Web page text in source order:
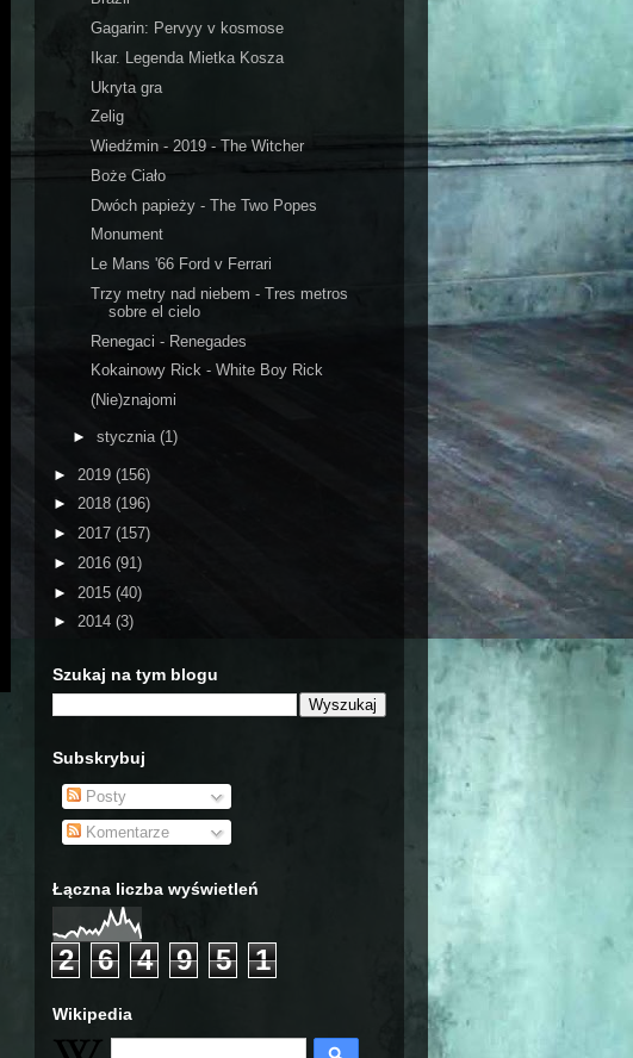
Gagarin: Pervyy v kosmose
Ikar. Legenda Mietka Kosza
Ukryta gra
Zelig
Wiedźmin - 2019 - The Witcher
Boże Ciało
Dwóch papieży - The Two Popes
Monument
Le Mans '66 Ford v Ferrari
Trzy metry nad niebem - Tres metros
sobre el cielo
Renegaci - Renegades
Kokainowy Rick - White Boy Rick
(Nie)znajomi
► stycznia (1)
► 2019 (156)
► 2018 (196)
► 2017 (157)
► 2016 (91)
► 2015 (40)
► 2014 (3)
Szukaj na tym blogu
Subskrybuj
Posty
Komentarze
Łączna liczba wyświetleń
2 6 4 9 5 1
Wikipedia